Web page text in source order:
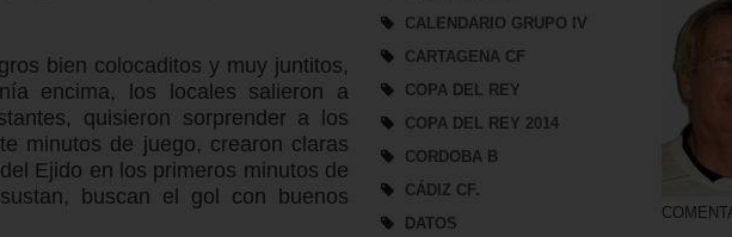
CALENDARIO GRUPO IV
CARTAGENA CF
COPA DEL REY
COPA DEL REY 2014
CORDOBA B
CÁDIZ CF.
DATOS
bien colocaditos y muy juntitos,
encima, los locales salieron a
quisieron sorprender a los
minutos de juego, crearon claras
Ejido en los primeros minutos de
buscan el gol con buenos